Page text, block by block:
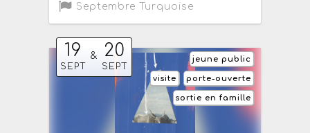
Septembre Turquoise
19
SEPT
& 20
SEPT
jeune public
porte-ouverte
visite
sortie en famille